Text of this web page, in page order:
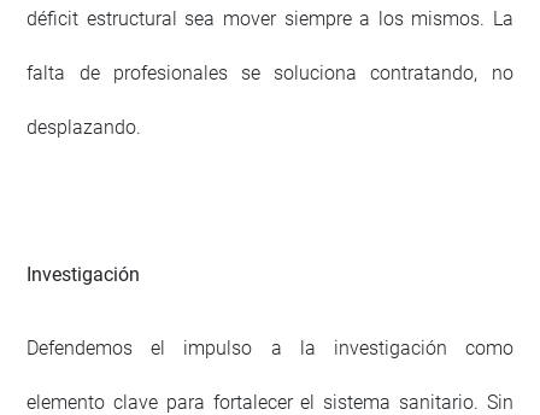
déficit estructural sea mover siempre a los mismos. La
falta de profesionales se soluciona contratando, no
desplazando.
Investigación
Defendemos el impulso a la investigación como
elemento clave para fortalecer el sistema sanitario. Sin